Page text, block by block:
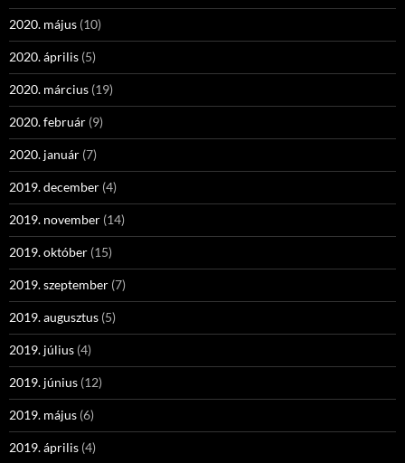
2020. május (10)
2020. április (5)
2020. március (19)
2020. február (9)
2020. január (7)
2019. december (4)
2019. november (14)
2019. október (15)
2019. szeptember (7)
2019. augusztus (5)
2019. július (4)
2019. június (12)
2019. május (6)
2019. április (4)